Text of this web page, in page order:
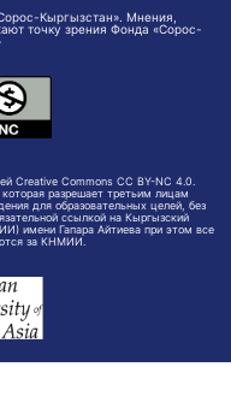
Кыргызстан». Мнения,
точку зрения Фонда «Сорос-
Creative Commons CC BY-NC 4.0.
разрешает третьим лицам
для образовательных целей, без
ссылкой на Кыргызский
имени Гапара Айтиева при этом все
за КНМИИ.